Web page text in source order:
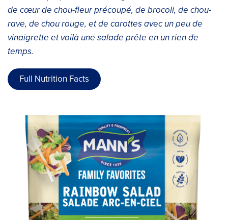
de cœur de chou-fleur précoupé, de brocoli, de chou-
rave, de chou rouge, et de carottes avec un peu de
vinaigrette et voilà une salade prête en un rien de
temps.
Full Nutrition Facts